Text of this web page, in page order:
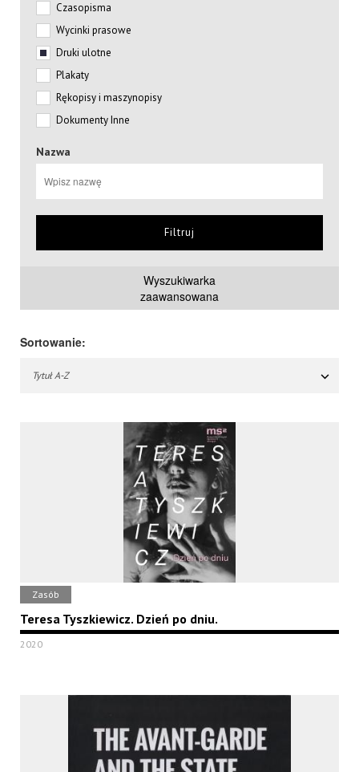
Czasopisma
Wycinki prasowe
Druki ulotne
Plakaty
Rękopisy i maszynopisy
Dokumenty Inne
Nazwa
Filtruj
Wyszukiwarka
zaawansowana
Sortowanie:
Tytuł A-Z
Zasób
Teresa Tyszkiewicz. Dzień po dniu.
2020